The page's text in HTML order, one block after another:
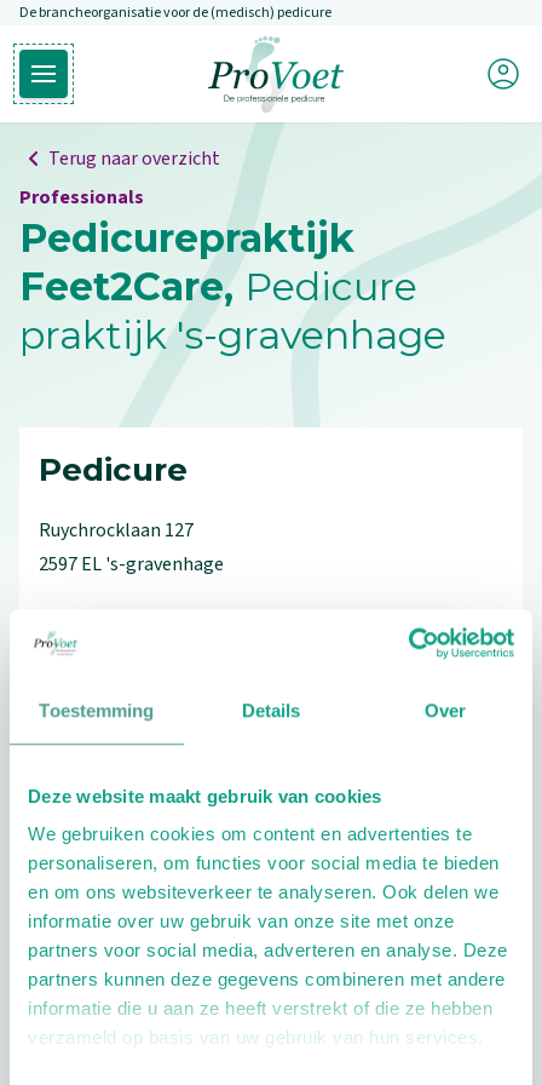
Toestemming Details Over
Deze website maakt gebruik van cookies
We gebruiken cookies om content en advertenties te
personaliseren, om functies voor social media te bieden
en om ons websiteverkeer te analyseren. Ook delen we
informatie over uw gebruik van onze site met onze
partners voor social media, adverteren en analyse. Deze
partners kunnen deze gegevens combineren met andere
informatie die u aan ze heeft verstrekt of die ze hebben
verzameld op basis van uw gebruik van hun services.
Overslaan en naar de inhoud gaan
De brancheorganisatie voor de (medisch) pedicure
Open hoofdmenu
Ga naar de homepagina
Mijn
Terug naar overzicht
Professionals
Pedicurepraktijk
Feet2Care, Pedicure
praktijk 's-gravenhage
Pedicure
Ruychrocklaan 127
2597 EL's-gravenhage
Bezoek de website
Schrijf ook een review
Openingstijden